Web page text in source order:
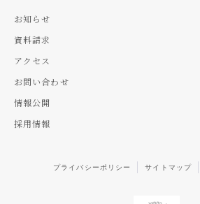
お知らせ
資料請求
アクセス
お問い合わせ
情報公開
採用情報
プライバシーポリシー サイトマップ